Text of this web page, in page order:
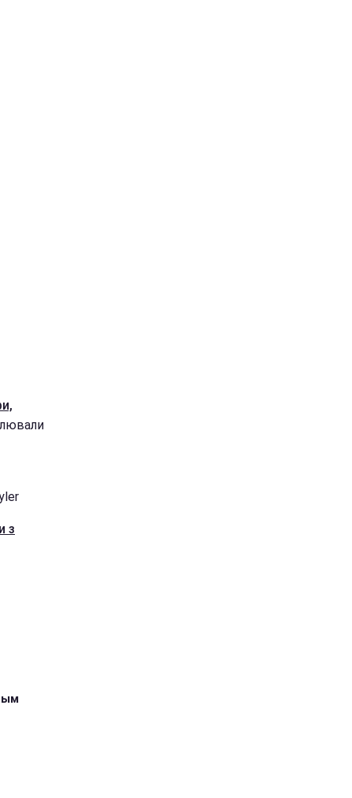
з